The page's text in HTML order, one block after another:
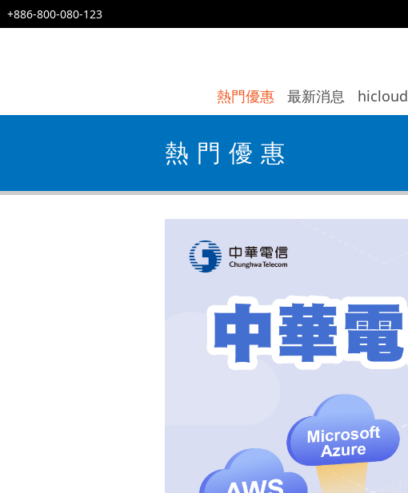
+886-800-080-123
熱門優惠 最新消息 hicloud
熱門優惠